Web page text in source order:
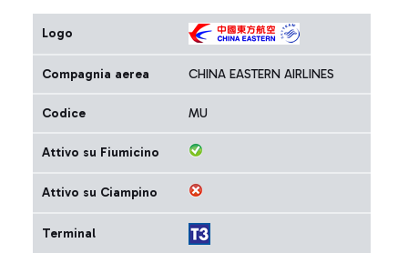
Logo
Compagnia aerea CHINA EASTERN AIRLINES
Codice MU
Attivo su Fiumicino
Attivo su Ciampino
Terminal